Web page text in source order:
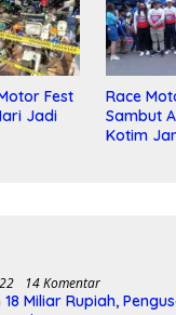
Fest
Jadi
Race
Sambut
Kotim
14 Komentar
Miliar Rupiah,